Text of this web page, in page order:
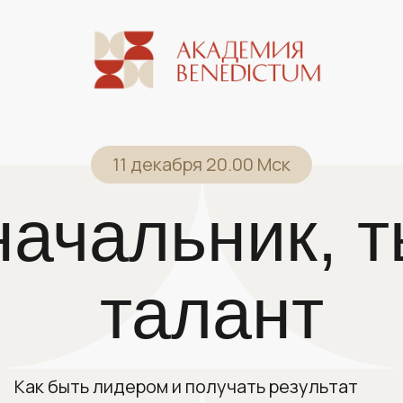
талант
Как быть лидером и получать результат
11 декабря 20.00 Мск